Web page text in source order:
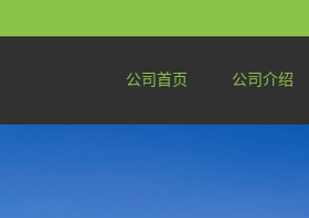
公司首页 公司介绍